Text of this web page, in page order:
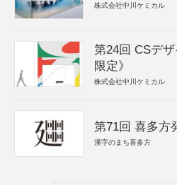
株式会社中川ケミカル
第24回 CSデ
限定》
株式会社中川ケミカル
第71回 喜多方
漢字のまち喜多方